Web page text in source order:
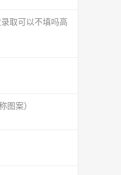
取可以不填吗高
图案）